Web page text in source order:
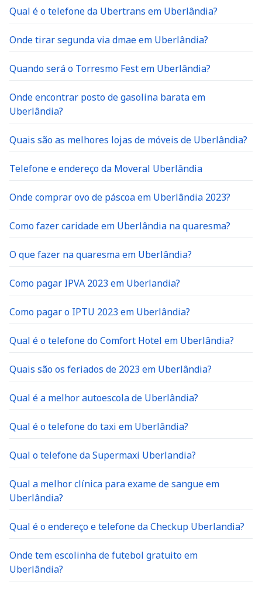
Qual é o telefone da Ubertrans em Uberlândia?
Onde tirar segunda via dmae em Uberlândia?
Quando será o Torresmo Fest em Uberlândia?
Onde encontrar posto de gasolina barata em
Uberlândia?
Quais são as melhores lojas de móveis de Uberlândia?
Telefone e endereço da Moveral Uberlândia
Onde comprar ovo de páscoa em Uberlândia 2023?
Como fazer caridade em Uberlândia na quaresma?
O que fazer na quaresma em Uberlândia?
Como pagar IPVA 2023 em Uberlandia?
Como pagar o IPTU 2023 em Uberlândia?
Qual é o telefone do Comfort Hotel em Uberlândia?
Quais são os feriados de 2023 em Uberlândia?
Qual é a melhor autoescola de Uberlândia?
Qual é o telefone do taxi em Uberlândia?
Qual o telefone da Supermaxi Uberlandia?
Qual a melhor clínica para exame de sangue em
Uberlândia?
Qual é o endereço e telefone da Checkup Uberlandia?
Onde tem escolinha de futebol gratuito em
Uberlândia?